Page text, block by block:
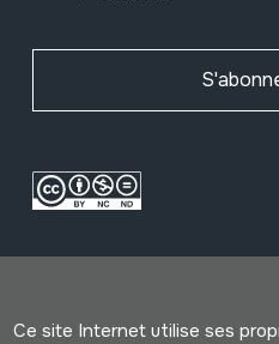
Ce site Internet utilise ses